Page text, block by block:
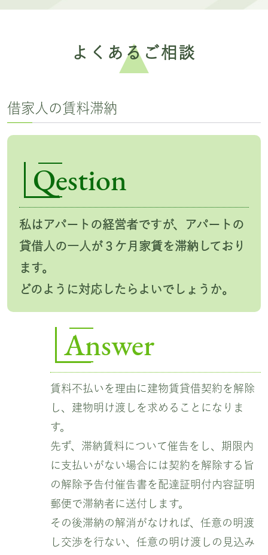
よくあるご相談
借家人の賃料滞納
Qestion
私はアパートの経営者ですが、アパートの
貸借人の一人が３ケ月家賃を滞納しており
ます。
どのように対応したらよいでしょうか。
Answer
賃料不払いを理由に建物賃貸借契約を解除
し、建物明け渡しを求めることになりま
す。
先ず、滞納賃料について催告をし、期限内
に支払いがない場合には契約を解除する旨
の解除予告付催告書を配達証明付内容証明
郵便で滞納者に送付します。
その後滞納の解消がなければ、任意の明渡
し交渉を行ない、任意の明け渡しの見込み